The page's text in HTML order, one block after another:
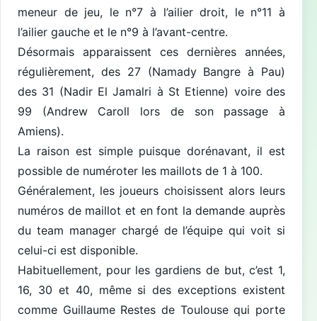
meneur de jeu, le n°7 à l’ailier droit, le n°11 à
l’ailier gauche et le n°9 à l’avant-centre.
Désormais apparaissent ces dernières années,
régulièrement, des 27 (Namady Bangre à Pau)
des 31 (Nadir El Jamalri à St Etienne) voire des
99 (Andrew Caroll lors de son passage à
Amiens).
La raison est simple puisque dorénavant, il est
possible de numéroter les maillots de 1 à 100.
Généralement, les joueurs choisissent alors leurs
numéros de maillot et en font la demande auprès
du team manager chargé de l’équipe qui voit si
celui-ci est disponible.
Habituellement, pour les gardiens de but, c’est 1,
16, 30 et 40, même si des exceptions existent
comme Guillaume Restes de Toulouse qui porte